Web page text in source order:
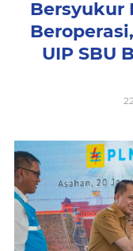
Bersyukur
UIP SBU